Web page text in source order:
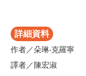
詳細資料
作者／朵琳‧克羅寧
譯者／陳宏淑